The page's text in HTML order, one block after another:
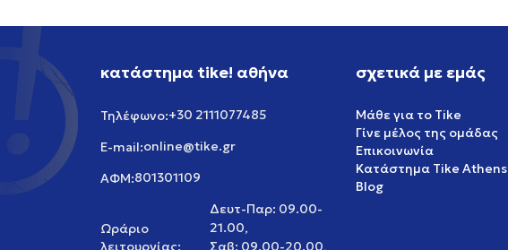
κατάστημα tike! αθήνα
Τηλέφωνο:+30 2111077485
E-mail:online@tike.gr
ΑΦΜ:801301109
Ωράριο
λειτουργίας:
Δευτ-Παρ: 09.00-
21.00,
Σαβ: 09.00-20.00,
σχετικά με εμάς
Μάθε για το Tike
Γίνε μέλος της ομάδας
Επικοινωνία
Κατάστημα Tike Athens
Blog